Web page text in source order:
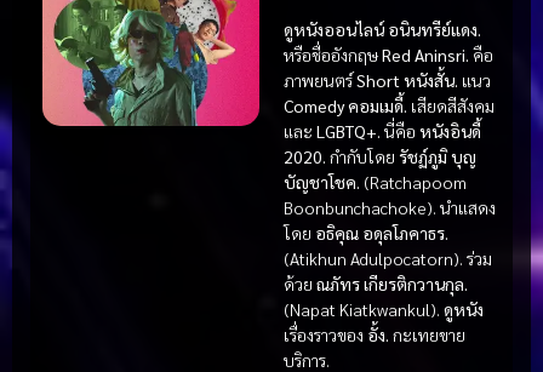
ดูหนังออนไลน์ อนินทรีย์แดง.
หรือชื่ออังกฤษRed Aninsri. คือ
ภาพยนตร์Short หนังสั้น. แนว
Comedy คอมเมดี้. เสียดสีสังคม
และ LGBTQ+. นี่คือ หนังอินดี้
2020. กำกับโดย รัชฏ์ภูมิ บุญ
บัญชาโชค. (Ratchapoom
Boonbunchachoke). นำแสดง
โดย อธิคุณ อดุลโภคาธร.
(Atikhun Adulpocatorn). ร่วม
ด้วย ณภัทร เกียรติกวานกุล.
(Napat Kiatkwankul). ดูหนัง
เรื่องราวของ อั้ง. กะเทยขาย
บริการ.